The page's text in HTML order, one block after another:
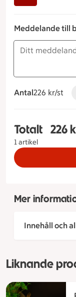
Meddelande till
Antal
226 kronor styck
226 kr/st
Totalt
1 artikel
Totalt
226
Mer
Innehåll och
Liknande